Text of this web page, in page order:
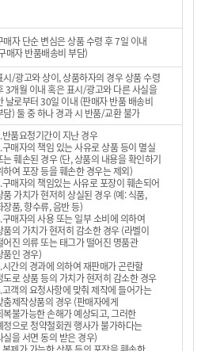
매자 단순 변심은 상품 수령 후 7일 이내
매자 반품배송비 부담)
시/광고와 상이, 상품하자의 경우 상품 수령
3개월 이내 혹은 표시/광고와 다른 사실을
날로부터 30일 이내 (판매자 반품 배송비
담) 둘 중 하나 경과 시 반품/교환 불가
반품요청기간이 지난 경우
매자의 책임 있는 사유로 상품 등이 멸실
는 훼손된 경우 (단, 상품의 내용을 확인하기
하여 포장 등을 훼손한 경우는 제외)
매자의 책임있는 사유로 포장이 훼손되어
품 가치가 현저히 상실된 경우 (예: 식품,
장품, 향수류, 음반 등)
매자의 사용 또는 일부 소비에 의하여
품의 가치가 현저히 감소한 경우 (라벨이
어진 의류 또는 태그가 떨어진 명품관
품인 경우)
간의 경과에 의하여 재판매가 곤란할
도로 상품 등의 가치가 현저히 감소한 경우
객의 요청사항에 맞춰 제작에 들어가는
춤제작상품의 경우 (판매자에게
복불가능한 손해가 예상되고, 그러한
정으로 청약철회권 행사가 불가하다는
실을 서면 동의 받은 경우)